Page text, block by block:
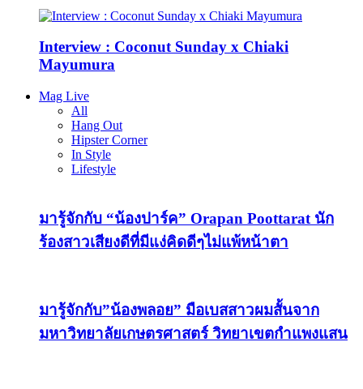
Interview : Coconut Sunday x Chiaki
Mayumura
Mag Live
All
Hang Out
Hipster Corner
In Style
Lifestyle
มารู้จักกับ “น้องปาร์ค” Orapan Poottarat นัก
ร้องสาวเสียงดีที่มีแง่คิดดีๆไม่แพ้หน้าตา
มารู้จักกับ”น้องพลอย” มือเบสสาวผมสั้นจาก
มหาวิทยาลัยเกษตรศาสตร์ วิทยาเขตกำแพงแสน